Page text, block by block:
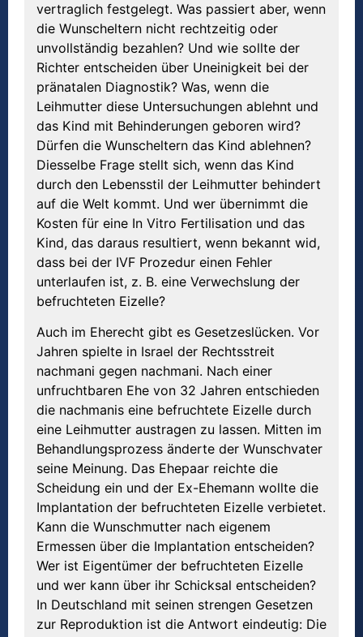
vertraglich festgelegt. Was passiert aber, wenn
die Wunscheltern nicht rechtzeitig oder
unvollständig bezahlen? Und wie sollte der
Richter entscheiden über Uneinigkeit bei der
pränatalen Diagnostik? Was, wenn die
Leihmutter diese Untersuchungen ablehnt und
das Kind mit Behinderungen geboren wird?
Dürfen die Wunscheltern das Kind ablehnen?
Diesselbe Frage stellt sich, wenn das Kind
durch den Lebensstil der Leihmutter behindert
auf die Welt kommt. Und wer übernimmt die
Kosten für eine In Vitro Fertilisation und das
Kind, das daraus resultiert, wenn bekannt wid,
dass bei der IVF Prozedur einen Fehler
unterlaufen ist, z. B. eine Verwechslung der
befruchteten Eizelle?
Auch im Eherecht gibt es Gesetzeslücken. Vor
Jahren spielte in Israel der Rechtsstreit
nachmani gegen nachmani. Nach einer
unfruchtbaren Ehe von 32 Jahren entschieden
die nachmanis eine befruchtete Eizelle durch
eine Leihmutter austragen zu lassen. Mitten im
Behandlungsprozess änderte der Wunschvater
seine Meinung. Das Ehepaar reichte die
Scheidung ein und der Ex-Ehemann wollte die
Implantation der befruchteten Eizelle verbietet.
Kann die Wunschmutter nach eigenem
Ermessen über die Implantation entscheiden?
Wer ist Eigentümer der befruchteten Eizelle
und wer kann über ihr Schicksal entscheiden?
In Deutschland mit seinen strengen Gesetzen
zur Reproduktion ist die Antwort eindeutig: Die